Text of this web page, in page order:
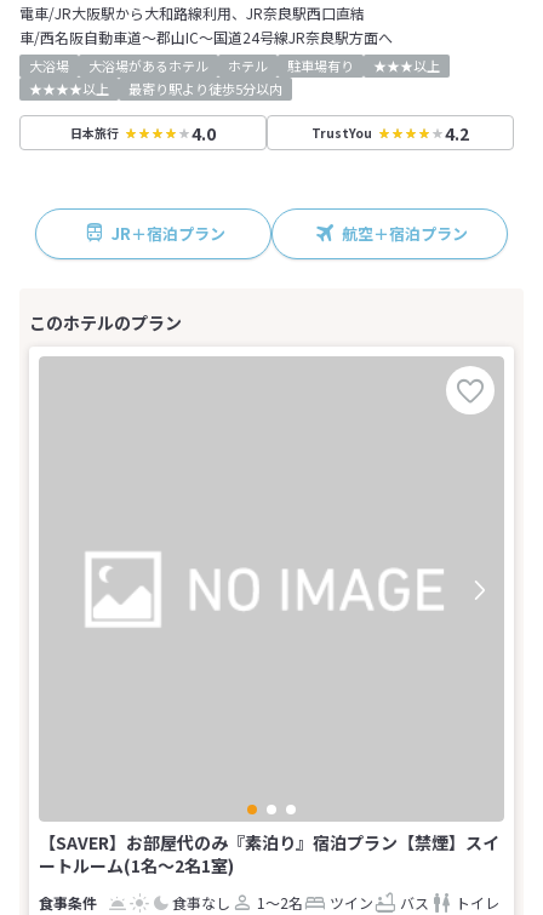
電車/JR大阪駅から大和路線利用、JR奈良駅西口直結
車/西名阪自動車道～郡山IC～国道24号線JR奈良駅方面へ
大浴場 大浴場があるホテル ホテル 駐車場有り
★★★以上
★★★★以上
最寄り駅より徒歩5分以内
日本旅行 4.0 TrustYou 4.2
JR＋宿泊プラン 航空＋宿泊プラン
【SAVER】お部屋代のみ『素泊り』宿泊プラン【禁煙】スイ
ートルーム(1名～2名1室)
食事なし 1～2名 ツイン バス
トイレ